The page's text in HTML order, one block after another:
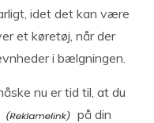
idet det kan være
et køretøj, når der
i bælgningen.
nu er tid til, at du
på din